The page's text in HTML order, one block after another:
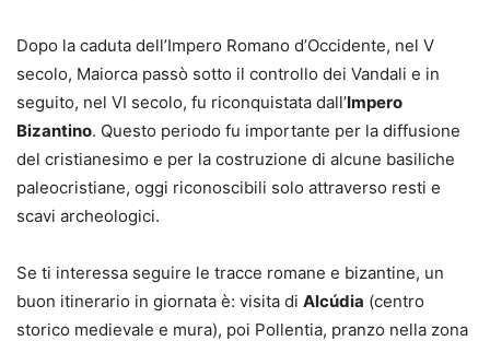
Dopo la caduta dell’Impero Romano d’Occidente, nel V
secolo, Maiorca passò sotto il controllo dei Vandali e in
seguito, nel VI secolo, fu riconquistata dall’Impero
Bizantino. Questo periodo fu importante per la diffusione
del cristianesimo e per la costruzione di alcune basiliche
paleocristiane, oggi riconoscibili solo attraverso resti e
scavi archeologici.
Se ti interessa seguire le tracce romane e bizantine, un
buon itinerario in giornata è: visita di Alcúdia (centro
storico medievale e mura), poi Pollentia, pranzo nella zona